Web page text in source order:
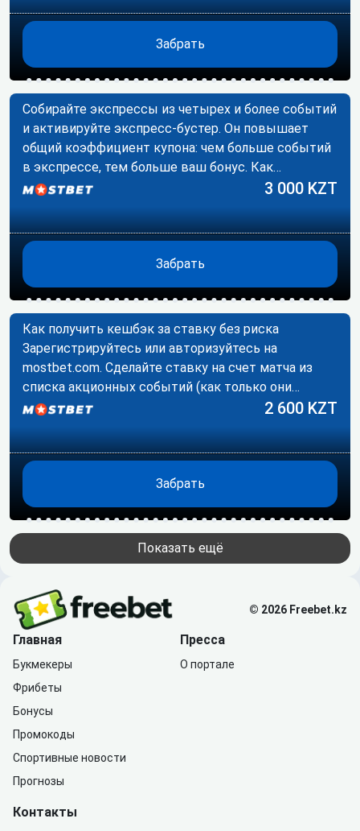
Забрать
Собирайте экспрессы из четырех и более событий
и активируйте экспресс-бустер. Он повышает
общий коэффициент купона: чем больше событий
в экспрессе, тем больше ваш бонус. Как…
3 000 KZT
Забрать
Как получить кешбэк за ставку без риска
Зарегистрируйтесь или авторизуйтесь на
mostbet.com. Сделайте ставку на счет матча из
списка акционных событий (как только они
появятся).…
2 600 KZT
Забрать
Показать ещё
© 2026 Freebet.kz
Главная
Букмекеры
Фрибеты
Бонусы
Промокоды
Спортивные новости
Прогнозы
Пресса
О портале
Контакты